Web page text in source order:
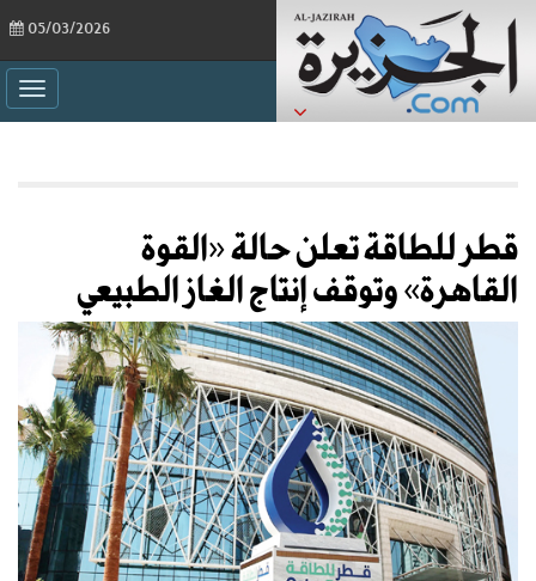
قطر للطاقة تعلن حالة «القوة
القاهرة» وتوقف إنتاج الغاز الطبيعي